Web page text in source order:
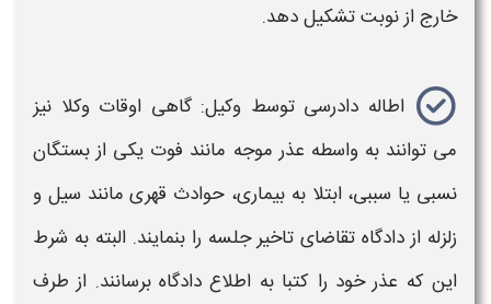
خارج از نوبت تشکیل دهد.
اطاله دادرسی توسط وکیل: گاهی اوقات وکلا نیز
می توانند به واسطه عذر موجه مانند فوت یکی از بستگان
نسبی یا سببی، ابتلا به بیماری، حوادث قهری مانند سیل و
زلزله از دادگاه تقاضای تاخیر جلسه را بنمایند. البته به شرط
این که عذر خود را کتبا به اطلاع دادگاه برسانند. از طرف